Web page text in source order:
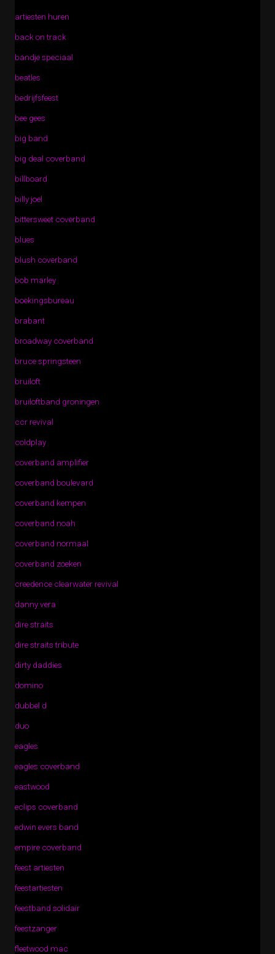
artiesten huren
back on track
bandje speciaal
beatles
bedrijfsfeest
bee gees
big band
big deal coverband
billboard
billy joel
bittersweet coverband
blues
blush coverband
bob marley
boekingsbureau
brabant
broadway coverband
bruce springsteen
bruiloft
bruiloftband groningen
ccr revival
coldplay
coverband amplifier
coverband boulevard
coverband kempen
coverband noah
coverband normaal
coverband zoeken
creedence clearwater revival
danny vera
dire straits
dire straits tribute
dirty daddies
domino
dubbel d
duo
eagles
eagles coverband
eastwood
eclips coverband
edwin evers band
empire coverband
feest artiesten
feestartiesten
feestband solidair
feestzanger
fleetwood mac